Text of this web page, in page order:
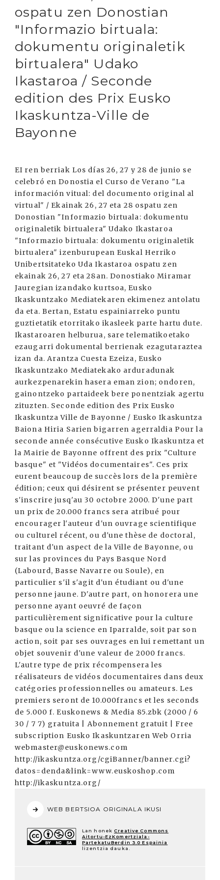
ospatu zen Donostian
"Informazio birtuala:
dokumentu originaletik
birtualera" Udako
Ikastaroa / Seconde
edition des Prix Eusko
Ikaskuntza-Ville de
Bayonne
EI ren berriak Los días 26, 27 y 28 de junio se
celebró en Donostia el Curso de Verano "La
información vitual: del documento original al
virtual" / Ekainak 26, 27 eta 28 ospatu zen
Donostian "Informazio birtuala: dokumentu
originaletik birtualera" Udako Ikastaroa
"Informazio birtuala: dokumentu originaletik
birtualera" izenburupean Euskal Herriko
Unibertsitateko Uda Ikastaroa ospatu zen
ekainak 26, 27 eta 28an. Donostiako Miramar
Jauregian izandako kurtsoa, Eusko
Ikaskuntzako Mediatekaren ekimenez antolatu
da eta. Bertan, Estatu espainiarreko puntu
guztietatik etorritako ikasleek parte hartu dute.
Ikastaroaren helburua, sare telematikoetako
ezaugarri dokumental berrienak ezagutaraztea
izan da. Arantza Cuesta Ezeiza, Eusko
Ikaskuntzako Mediatekako arduradunak
aurkezpenarekin hasera eman zion; ondoren,
gainontzeko partaideek bere ponentziak agertu
zituzten. Seconde edition des Prix Eusko
Ikaskuntza Ville de Bayonne / Eusko Ikaskuntza
Baiona Hiria Sarien bigarren agerraldia Pour la
seconde année consécutive Eusko Ikaskuntza et
la Mairie de Bayonne offrent des prix "Culture
basque" et "Vidéos documentaires". Ces prix
eurent beaucoup de succès lors de la première
édition; ceux qui désirent se présenter peuvent
s'inscrire jusq'au 30 octobre 2000. D'une part
un prix de 20.000 francs sera atribué pour
encourager l'auteur d'un ouvrage scientifique
ou culturel récent, ou d'une thèse de doctoral,
traitant d'un aspect de la Ville de Bayonne, ou
sur las provinces du Pays Basque Nord
(Labourd, Basse Navarre ou Soule), en
particulier s'il s'agit d'un étudiant ou d'une
personne jaune. D'autre part, on honorera une
personne ayant oeuvré de façon
particulièrement significative pour la culture
basque ou la science en Iparralde, soit par son
action, soit par ses ouvrages en lui remettant un
objet souvenir d'une valeur de 2000 francs.
L'autre type de prix récompensera les
réalisateurs de vidéos documentaires dans deux
catégories professionnelles ou amateurs. Les
premiers seront de 10.000francs et les seconds
de 5.000 f. Euskonews & Media 85.zbk (2000 / 6
30 / 7 7) gratuita | Abonnement gratuit | Free
subscription Eusko Ikaskuntzaren Web Orria
webmaster@euskonews.com
http://ikaskuntza.org/cgiBanner/banner.cgi?
datos=denda&link=www.euskoshop.com
http://ikaskuntza.org/
WEB BERTSIOA ORIGINALA IKUSI
Lan honek Creative Commons
Aitortu-EzKomertziala-
PartekatuBerdin 3.0 Espainia
lizentzia dauka.